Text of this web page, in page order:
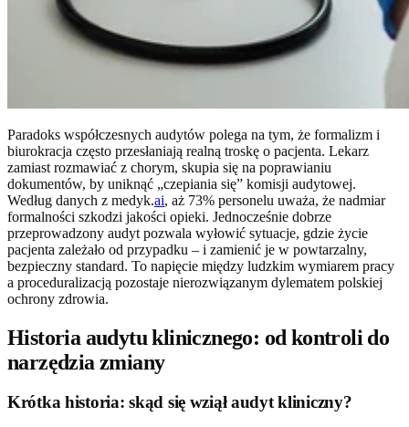
Paradoks współczesnych audytów polega na tym, że formalizm i
biurokracja często przesłaniają realną troskę o pacjenta. Lekarz
zamiast rozmawiać z chorym, skupia się na poprawianiu
dokumentów, by uniknąć „czepiania się” komisji audytowej.
Według danych z medyk.ai, aż 73% personelu uważa, że nadmiar
formalności szkodzi jakości opieki. Jednocześnie dobrze
przeprowadzony audyt pozwala wyłowić sytuacje, gdzie życie
pacjenta zależało od przypadku – i zamienić je w powtarzalny,
bezpieczny standard. To napięcie między ludzkim wymiarem pracy
a proceduralizacją pozostaje nierozwiązanym dylematem polskiej
ochrony zdrowia.
Historia audytu klinicznego: od kontroli do
narzędzia zmiany
Krótka historia: skąd się wziął audyt kliniczny?